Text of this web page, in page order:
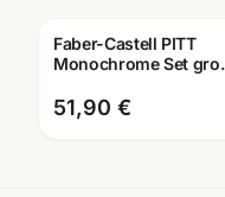
Faber-Castell PITT
Monochrome Set
Künstlerbedarf
51,90 €